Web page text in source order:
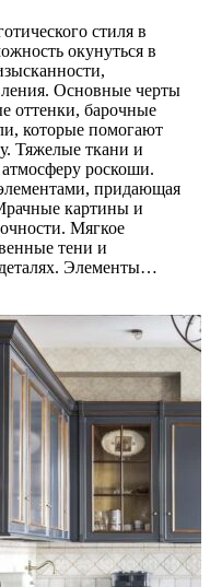
стиля в
окунуться в
Основные черты
оттенки, барочные
которые помогают
Тяжелые ткани и
роскоши.
придающая
картины и
Мягкое
тени и
Элементы…